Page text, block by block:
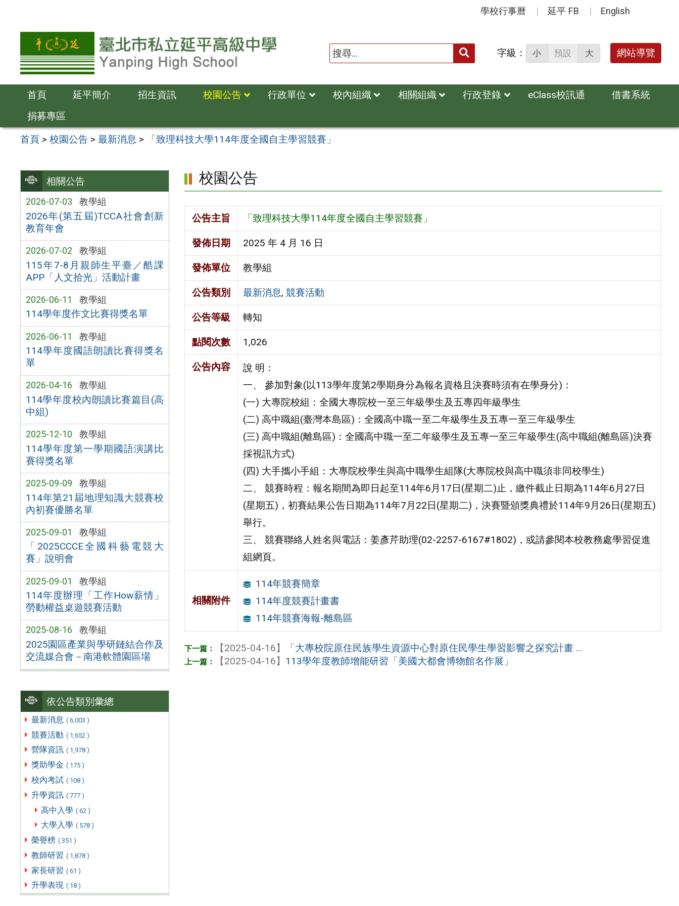
容
學校行事曆 延平 FB English
送出 字級： 小 預設 大 網站導覽
首頁 延平簡介 招生資訊 校園公告 行政單位 校內組織 相關組織 行政登錄 eClass校訊通
借書系統
捐募專區
首頁 >校園公告 >最新消息 > 「致理科技大學114年度全國自主學習競賽」
相關公告
2026-07-03 教學組
2026年(第五屆)TCCA社會創新
教育年會
2026-07-02 教學組
115年7-8月親師生平臺／酷課
APP「人文拾光」活動計畫
2026-06-11 教學組
114學年度作文比賽得獎名單
2026-06-11 教學組
114學年度國語朗讀比賽得獎名
單
2026-04-16 教學組
114學年度校內朗讀比賽篇目(高
中組)
2025-12-10 教學組
114學年度第一學期國語演講比
賽得獎名單
2025-09-09 教學組
114年第21屆地理知識大競賽校
內初賽優勝名單
2025-09-01 教學組
「2025CCCE全國科藝電競大
賽」說明會
2025-09-01 教學組
114年度辦理「工作How薪情」
勞動權益桌遊競賽活動
2025-08-16 教學組
2025園區產業與學研鏈結合作及
交流媒合會－南港軟體園區場
依公告類別彙總
最新消息 ( 6,003 )
競賽活動 ( 1,652 )
營隊資訊 ( 1,978 )
獎助學金 ( 175 )
校內考試 ( 108 )
升學資訊 ( 777 )
高中入學 ( 62 )
大學入學 ( 578 )
榮譽榜 ( 351 )
教師研習 ( 1,878 )
家長研習 ( 61 )
升學表現 ( 18 )
校園公告
公告主旨 「致理科技大學114年度全國自主學習競賽」
發佈日期 2025 年 4 月 16 日
發佈單位 教學組
公告類別 最新消息, 競賽活動
公告等級 轉知
點閱次數 1,026
公告內容
說 明：
一、 參加對象(以113學年度第2學期身分為報名資格且決賽時須有在學身分)：
(一) 大專院校組：全國大專院校一至三年級學生及五專四年級學生
(二) 高中職組(臺灣本島區)：全國高中職一至二年級學生及五專一至三年級學生
(三) 高中職組(離島區)：全國高中職一至二年級學生及五專一至三年級學生(高中職組(離島區)決賽
採視訊方式)
(四) 大手攜小手組：大專院校學生與高中職學生組隊(大專院校與高中職須非同校學生)
二、 競賽時程：報名期間為即日起至114年6月17日(星期二)止，繳件截止日期為114年6月27日
(星期五)，初賽結果公告日期為114年7月22日(星期二)，決賽暨頒獎典禮於114年9月26日(星期五)
舉行。
三、 競賽聯絡人姓名與電話：姜彥芹助理(02-2257-6167#1802)，或請參閱本校教務處學習促進
組網頁。
相關附件
114年競賽簡章
114年度競賽計畫書
114年競賽海報-離島區
【2025-04-16】
「大專校院原住民族學生資源中心對原住民學生學習影響之探究計畫 ...
【2025-04-16】 113學年度教師增能研習「美國大都會博物館名作展」